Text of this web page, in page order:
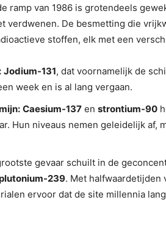
ramp van 1986 is grotendeels
verdwenen. De besmetting die
stoffen, elk met een
Jodium-131, dat voornamelijk de
week en is al lang vergaan.
Caesium-137 en strontium-90
Hun niveaus nemen geleidelijk af,
gevaar schuilt in de
239. Met halfwaardetijden
ervoor dat de site millennia